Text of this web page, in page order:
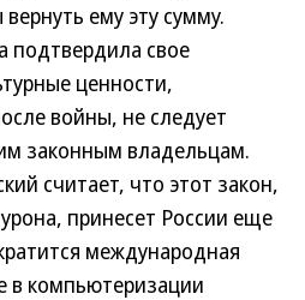
ему эту сумму.
подтвердила свое
ценности,
войны, не следует
законным владельцам.
считает, что этот закон,
принесет России еще
международная
компьютеризации